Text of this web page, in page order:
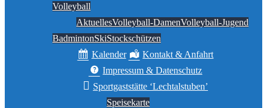
Volleyball
AktuellesVolleyball-DamenVolleyball-Jugend
BadmintonSkiStockschützen
Kalender
Kontakt & Anfahrt
Impressum & Datenschutz
Sportgaststätte ‘Lechtalstuben’
Speisekarte